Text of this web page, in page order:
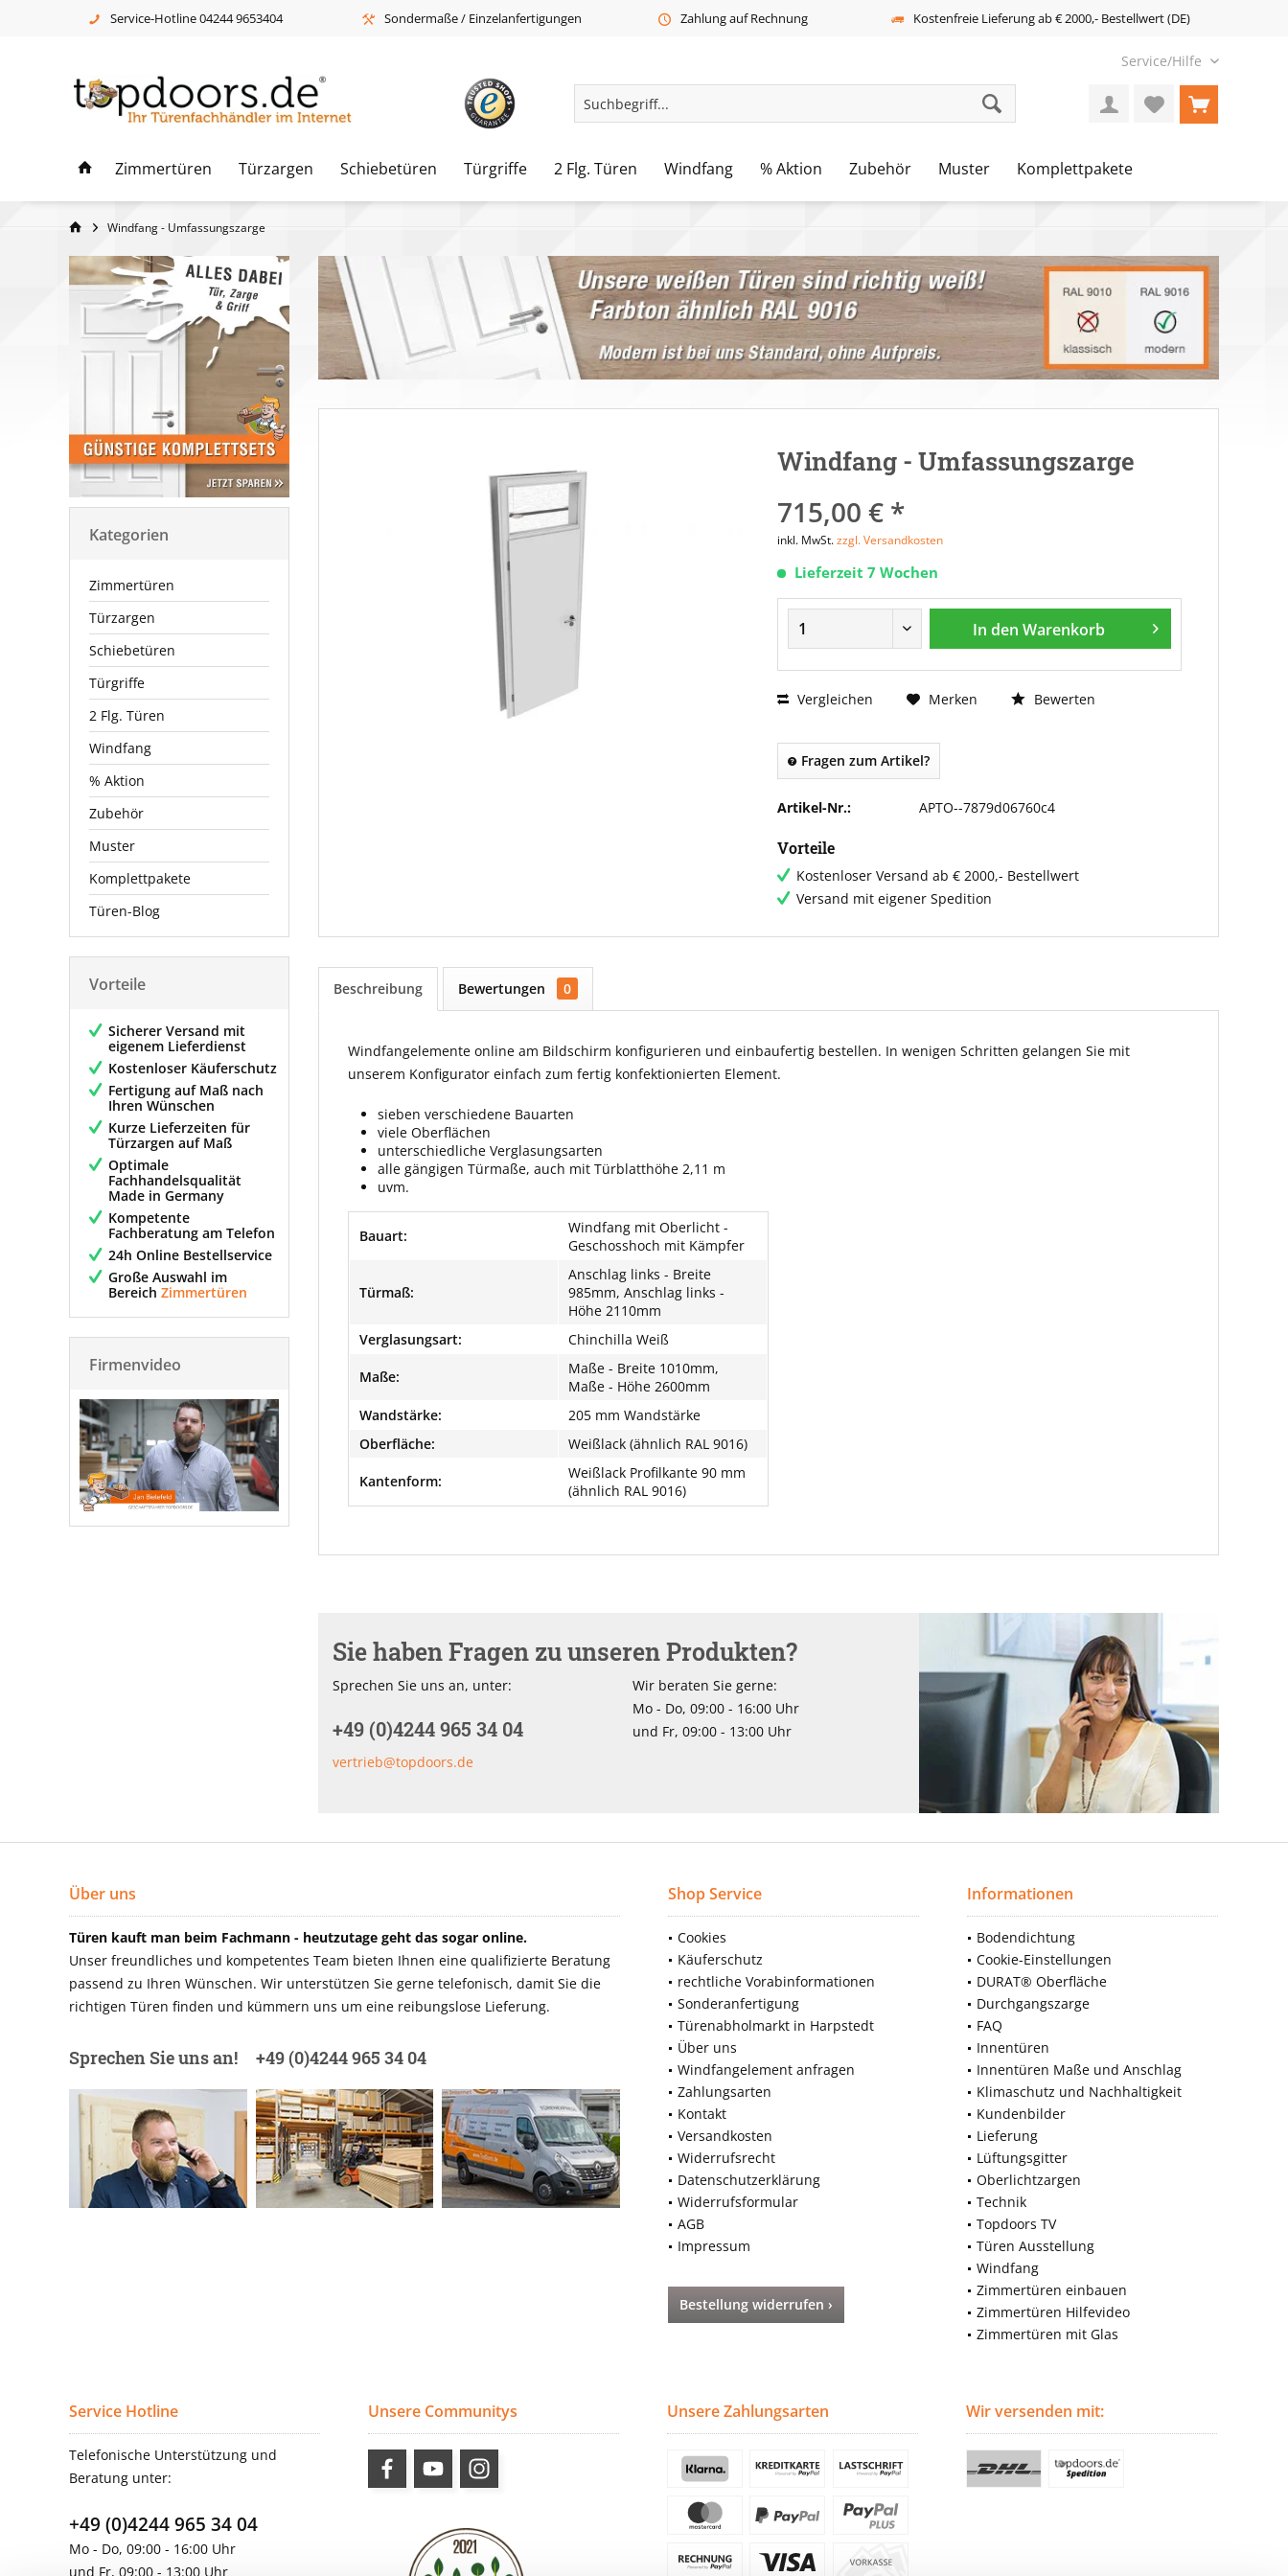
Service-Hotline 04244 9653404 Sondermaße / Einzelanfertigungen Zahlung auf Rechnung Kostenfreie Lieferung ab € 2000,- Bestellwert (DE)
Service/Hilfe
Zimmertüren Türzargen Schiebetüren Türgriffe 2 Flg. Türen Windfang % Aktion Zubehör Muster Komplettpakete
Windfang - Umfassungszarge
Kategorien
Zimmertüren
Türzargen
Schiebetüren
Türgriffe
2 Flg. Türen
Windfang
% Aktion
Zubehör
Muster
Komplettpakete
Türen-Blog
Vorteile
Sicherer Versand mit
eigenem Lieferdienst
Kostenloser Käuferschutz
Fertigung auf Maß nach
Ihren Wünschen
Kurze Lieferzeiten für
Türzargen auf Maß
Optimale
Fachhandelsqualität
Made in Germany
Kompetente
Fachberatung am Telefon
24h Online Bestellservice
Große Auswahl im
Bereich Zimmertüren
Firmenvideo
Windfang - Umfassungszarge
715,00 € *
inkl. MwSt.zzgl. Versandkosten
Lieferzeit 7 Wochen
In den Warenkorb
Vergleichen Merken Bewerten
Fragen zum Artikel?
Artikel-Nr.: APTO--7879d06760c4
Vorteile
Kostenloser Versand ab € 2000,- Bestellwert
Versand mit eigener Spedition
Beschreibung Bewertungen 0
Windfangelemente online am Bildschirm konfigurieren und einbaufertig bestellen. In wenigen Schritten gelangen Sie mit
unserem Konfigurator einfach zum fertig konfektionierten Element.
sieben verschiedene Bauarten
viele Oberflächen
unterschiedliche Verglasungsarten
alle gängigen Türmaße, auch mit Türblatthöhe 2,11 m
uvm.
Bauart:
Windfang mit Oberlicht -
Geschosshoch mit Kämpfer
Türmaß:
Anschlag links - Breite
985mm, Anschlag links -
Höhe 2110mm
Verglasungsart:
Chinchilla Weiß
Maße:
Maße - Breite 1010mm,
Maße - Höhe 2600mm
Wandstärke:
205 mm Wandstärke
Oberfläche:
Weißlack (ähnlich RAL 9016)
Kantenform:
Weißlack Profilkante 90 mm
(ähnlich RAL 9016)
Sie haben Fragen zu unseren Produkten?
Sprechen Sie uns an, unter:
+49 (0)4244 965 34 04
vertrieb@topdoors.de
Wir beraten Sie gerne:
Mo - Do, 09:00 - 16:00 Uhr
und Fr, 09:00 - 13:00 Uhr
Über uns
Türen kauft man beim Fachmann - heutzutage geht das sogar online.
Unser freundliches und kompetentes Team bieten Ihnen eine qualifizierte Beratung
passend zu Ihren Wünschen. Wir unterstützen Sie gerne telefonisch, damit Sie die
richtigen Türen finden und kümmern uns um eine reibungslose Lieferung.
Sprechen Sie uns an! +49 (0)4244 965 34 04
Shop Service
Cookies
Käuferschutz
rechtliche Vorabinformationen
Sonderanfertigung
Türenabholmarkt in Harpstedt
Über uns
Windfangelement anfragen
Zahlungsarten
Kontakt
Versandkosten
Widerrufsrecht
Datenschutzerklärung
Widerrufsformular
AGB
Impressum
Bestellung widerrufen ›
Informationen
Bodendichtung
Cookie-Einstellungen
DURAT® Oberfläche
Durchgangszarge
FAQ
Innentüren
Innentüren Maße und Anschlag
Klimaschutz und Nachhaltigkeit
Kundenbilder
Lieferung
Lüftungsgitter
Oberlichtzargen
Technik
Topdoors TV
Türen Ausstellung
Windfang
Zimmertüren einbauen
Zimmertüren Hilfevideo
Zimmertüren mit Glas
Service Hotline
Telefonische Unterstützung und
Beratung unter:
+49 (0)4244 965 34 04
Mo - Do, 09:00 - 16:00 Uhr
und Fr, 09:00 - 13:00 Uhr
Unsere Communitys Unsere Zahlungsarten Wir versenden mit: